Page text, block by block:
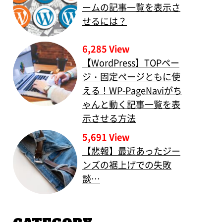
ームの記事一覧を表示さ
せるには？
6,285 View
【WordPress】TOPペー
ジ・固定ページともに使
える！WP-PageNaviがち
ゃんと動く記事一覧を表
示させる方法
5,691 View
【悲報】最近あったジー
ンズの裾上げでの失敗
談…